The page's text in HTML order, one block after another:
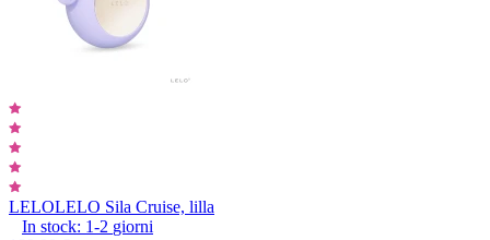
LELOLELO Sila Cruise, lilla
In stock: 1-2 giorni